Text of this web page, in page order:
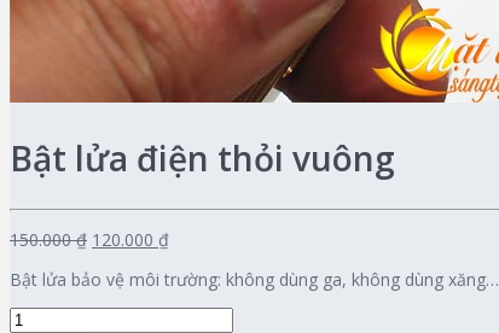
Bật lửa điện thỏi vuông
150.000 ₫ 120.000 ₫
Bật lửa bảo vệ môi trường: không dùng ga, không dùng xăng…